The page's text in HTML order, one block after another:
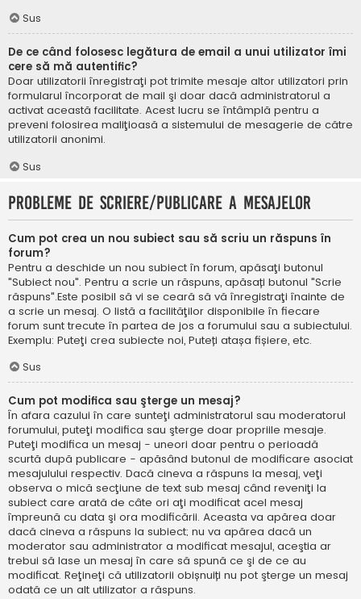
Sus
De ce când folosesc legătura de email a unui utilizator îmi
cere să mă autentific?
Doar utilizatorii înregistraţi pot trimite mesaje altor utilizatori prin
formularul încorporat de mail şi doar dacă administratorul a
activat această facilitate. Acest lucru se întâmplă pentru a
preveni folosirea maliţioasă a sistemului de mesagerie de către
utilizatorii anonimi.
Sus
Probleme de scriere/publicare a mesajelor
Cum pot crea un nou subiect sau să scriu un răspuns în
forum?
Pentru a deschide un nou subiect în forum, apăsaţi butonul
"Subiect nou". Pentru a scrie un răspuns, apăsați butonul "Scrie
răspuns".Este posibil să vi se ceară să vă înregistraţi înainte de
a scrie un mesaj. O listă a facilităţilor disponibile în fiecare
forum sunt trecute în partea de jos a forumului sau a subiectului.
Exemplu: Puteţi crea subiecte noi, Puteți atașa fișiere, etc.
Sus
Cum pot modifica sau şterge un mesaj?
În afara cazului în care sunteţi administratorul sau moderatorul
forumului, puteţi modifica sau şterge doar propriile mesaje.
Puteţi modifica un mesaj - uneori doar pentru o perioadă
scurtă după publicare - apăsând butonul de modificare asociat
mesajulului respectiv. Dacă cineva a răspuns la mesaj, veţi
observa o mică secţiune de text sub mesaj când reveniţi la
subiect care arată de câte ori aţi modificat acel mesaj
împreună cu data şi ora modificării. Aceasta va apărea doar
dacă cineva a răspuns la subiect; nu va apărea dacă un
moderator sau administrator a modificat mesajul, aceştia ar
trebui să lase un mesaj în care să spună ce şi de ce au
modificat. Reţineţi că utilizatorii obișnuiți nu pot şterge un mesaj
odată ce un alt utilizator a răspuns.